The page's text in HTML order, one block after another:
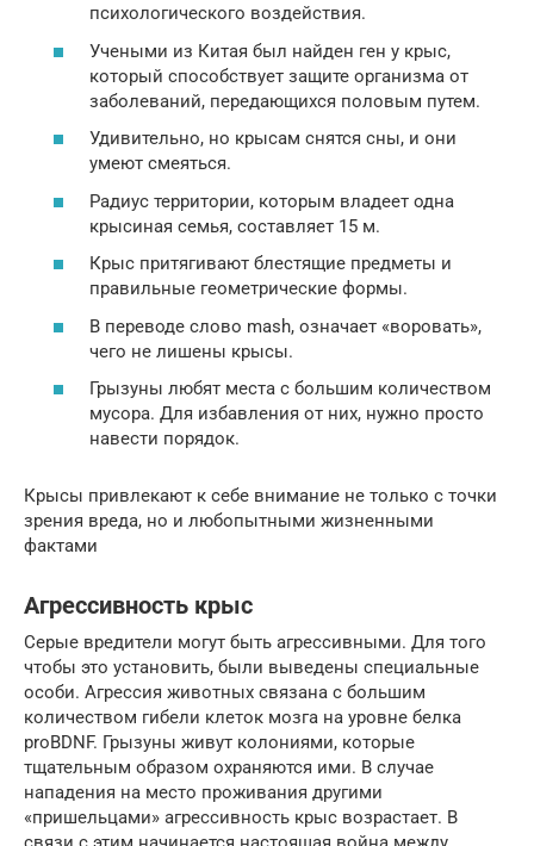
психологического воздействия.
Учеными из Китая был найден ген у крыс,
который способствует защите организма от
заболеваний, передающихся половым путем.
Удивительно, но крысам снятся сны, и они
умеют смеяться.
Радиус территории, которым владеет одна
крысиная семья, составляет 15 м.
Крыс притягивают блестящие предметы и
правильные геометрические формы.
В переводе слово mash, означает «воровать»,
чего не лишены крысы.
Грызуны любят места с большим количеством
мусора. Для избавления от них, нужно просто
навести порядок.
Крысы привлекают к себе внимание не только с точки
зрения вреда, но и любопытными жизненными
фактами
Агрессивность крыс
Серые вредители могут быть агрессивными. Для того
чтобы это установить, были выведены специальные
особи. Агрессия животных связана с большим
количеством гибели клеток мозга на уровне белка
proBDNF. Грызуны живут колониями, которые
тщательным образом охраняются ими. В случае
нападения на место проживания другими
«пришельцами» агрессивность крыс возрастает. В